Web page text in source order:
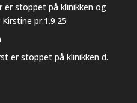
er stoppet på klinikken og
pr.1.9.25
er stoppet på klinikken d.